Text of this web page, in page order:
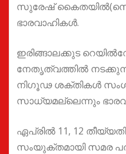
സുരേഷ്
ഭാരവാഹികൾ.
ഇരിങ്ങാലക്കുട
നേതൃത്വത്തിൽ
നിഗൂഢ ശക്തികൾ
സാധ്യമല്ലെന്നും
ഏപ്രിൽ 11, 12
സംയുക്തമായി സമര